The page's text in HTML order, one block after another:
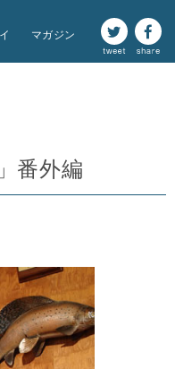
マガジン
番外編